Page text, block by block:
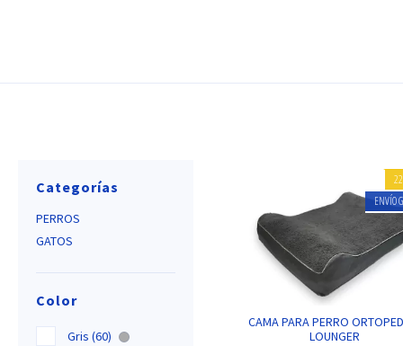
Categorías
PERROS
GATOS
Color
Gris (60)
22
ENVÍO
CAMA PARA PERRO
LOUNGER